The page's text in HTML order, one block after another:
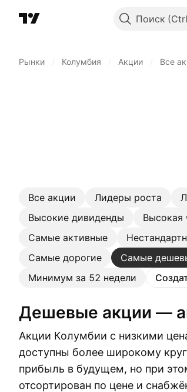
Поиск
Рынки Колумбия Акции Все
Все акции Лидеры роста
Высокие дивиденды
Высокая
Самые активные
Самые дорогие
Самые
Минимум за 52 недели
Дешевые акции —
Акции Колумбии с низкими
доступны более широкому
прибыль в будущем, но при
отсортирован по цене и